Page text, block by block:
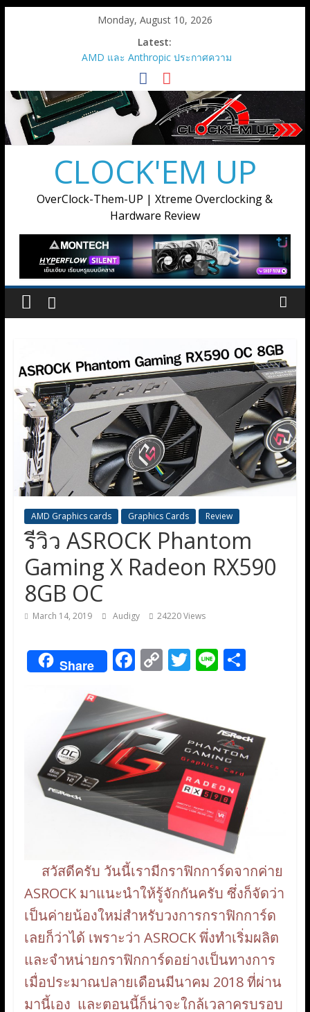
Monday, August 10, 2026
Latest:
AMD และ Anthropic ประกาศความ
ร่วมมือเชิงกลยุทธ์เพื่อเปิดใช้กราฟิก
การ์ด AMD Instinct MI450 Series
สูงสุด 2 กิกะวัตต์
AMD เปิดตัวกราฟิกการ์ด Radeon RX
9050
เมื่อการ์ดจอไม่ได้มีหน้าที่แค่เรนเดอร์
ภาพ แต่ต้องขับเคลื่อนทุกขั้นตอนของ
การสร้างสรรค์
AMD เปิดตัวโซลูชันการประมวลผล
แบบครบวงจรสำหรับยุค Agentic AI ณ
Supermicro แต่งตั้ง Ascenti เป็น
ตัวแทนจำหน่ายอย่างเป็นทางการ
พร้อมลุยตลาด AI Infrastructure ขุม
พลังประมวลผล AI ตั้งแต่ระดับเริ่มต้น
CLOCK'EM UP
OverClock-Them-UP | Xtreme Overclocking &
Hardware Review
AMD Graphics cards Graphics Cards Review
รีวิว ASROCK Phantom
Gaming X Radeon RX590
8GB OC
March 14, 2019 Audigy 24220 Views
Share F
e
b
o
o
k
C
p
y
Li
n
k
T
er
Li S
e
สวัสดีครับ วันนี้เรามีกราฟิกการ์ดจากค่าย
ASROCK มาแนะนำให้รู้จักกันครับ ซึ่งก็จัดว่า
เป็นค่ายน้องใหม่สำหรับวงการกราฟิกการ์ด
เลยก็ว่าได้ เพราะว่า ASROCK พึ่งทำเริ่มผลิต
และจำหน่ายกราฟิกการ์ดอย่างเป็นทางการ
เมื่อประมาณปลายเดือนมีนาคม 2018 ที่ผ่าน
มานี้เอง และตอนนี้ก็น่าจะใกล้เวลาครบรอบ